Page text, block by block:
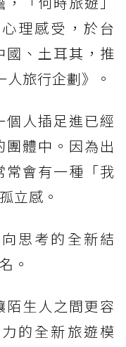
理感受，於台
國、土耳其，推
旅行企劃》。
個人插足進已經
體中。因為出
會有一種「我
立感。
思考的全新結
。
陌生人之間更容
的全新旅遊模